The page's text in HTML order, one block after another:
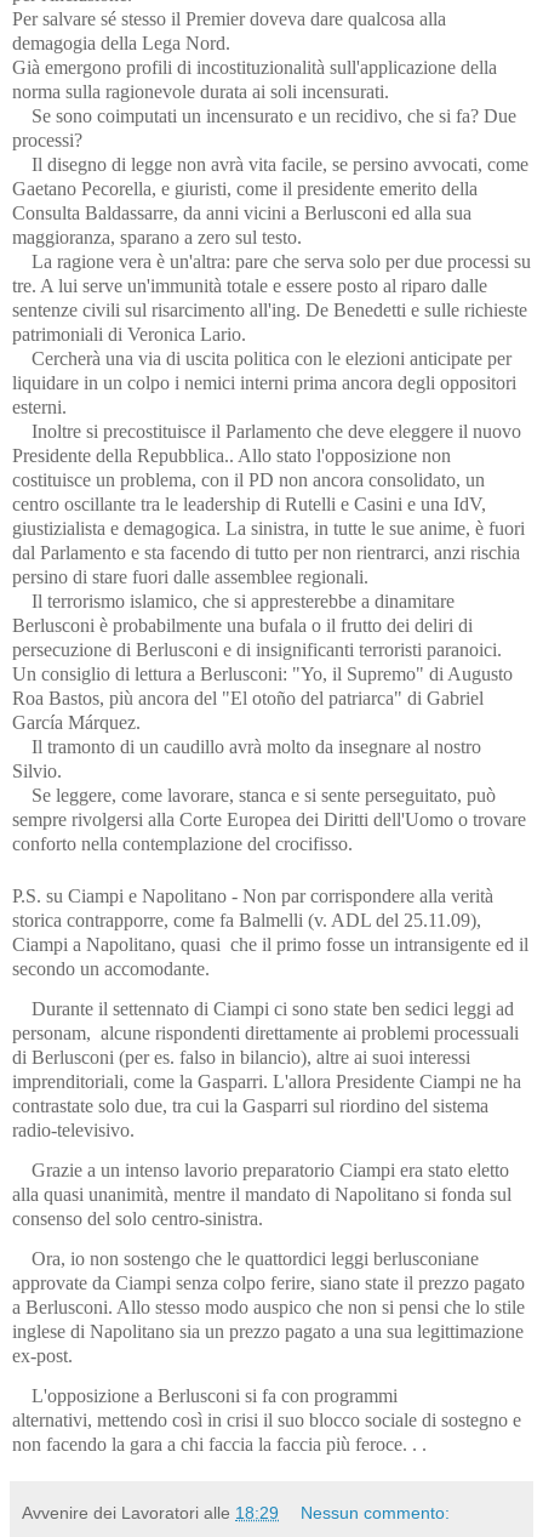
Per salvare sé stesso il Premier doveva dare qualcosa alla
demagogia della Lega Nord.
Già emergono profili di incostituzionalità sull'applicazione della
norma sulla ragionevole durata ai soli incensurati.
Se sono coimputati un incensurato e un recidivo, che si fa? Due
processi?
Il disegno di legge non avrà vita facile, se persino avvocati, come
Gaetano Pecorella, e giuristi, come il presidente emerito della
Consulta Baldassarre, da anni vicini a Berlusconi ed alla sua
maggioranza, sparano a zero sul testo.
La ragione vera è un'altra: pare che serva solo per due processi su
tre. A lui serve un'immunità totale e essere posto al riparo dalle
sentenze civili sul risarcimento all'ing. De Benedetti e sulle richieste
patrimoniali di Veronica Lario.
Cercherà una via di uscita politica con le elezioni anticipate per
liquidare in un colpo i nemici interni prima ancora degli oppositori
esterni.
Inoltre si precostituisce il Parlamento che deve eleggere il nuovo
Presidente della Repubblica.. Allo stato l'opposizione non
costituisce un problema, con il PD non ancora consolidato, un
centro oscillante tra le leadership di Rutelli e Casini e una IdV,
giustizialista e demagogica. La sinistra, in tutte le sue anime, è fuori
dal Parlamento e sta facendo di tutto per non rientrarci, anzi rischia
persino di stare fuori dalle assemblee regionali.
Il terrorismo islamico, che si appresterebbe a dinamitare
Berlusconi è probabilmente una bufala o il frutto dei deliri di
persecuzione di Berlusconi e di insignificanti terroristi paranoici.
Un consiglio di lettura a Berlusconi: "Yo, il Supremo" di Augusto
Roa Bastos, più ancora del "El otoño del patriarca" di Gabriel
García Márquez.
Il tramonto di un caudillo avrà molto da insegnare al nostro
Silvio.
Se leggere, come lavorare, stanca e si sente perseguitato, può
sempre rivolgersi alla Corte Europea dei Diritti dell'Uomo o trovare
conforto nella contemplazione del crocifisso.
P.S. su Ciampi e Napolitano - Non par corrispondere alla verità
storica contrapporre, come fa Balmelli (v. ADL del 25.11.09),
Ciampi a Napolitano, quasi che il primo fosse un intransigente ed il
secondo un accomodante.
Durante il settennato di Ciampi ci sono state ben sedici leggi ad
personam, alcune rispondenti direttamente ai problemi processuali
di Berlusconi (per es. falso in bilancio), altre ai suoi interessi
imprenditoriali, come la Gasparri. L'allora Presidente Ciampi ne ha
contrastate solo due, tra cui la Gasparri sul riordino del sistema
radio-televisivo.
Grazie a un intenso lavorio preparatorio Ciampi era stato eletto
alla quasi unanimità, mentre il mandato di Napolitano si fonda sul
consenso del solo centro-sinistra.
Ora, io non sostengo che le quattordici leggi berlusconiane
approvate da Ciampi senza colpo ferire, siano state il prezzo pagato
a Berlusconi. Allo stesso modo auspico che non si pensi che lo stile
inglese di Napolitano sia un prezzo pagato a una sua legittimazione
ex-post.
L'opposizione a Berlusconi si fa con programmi
alternativi, mettendo così in crisi il suo blocco sociale di sostegno e
non facendo la gara a chi faccia la faccia più feroce. . .
Avvenire dei Lavoratori alle 18:29 Nessun commento: